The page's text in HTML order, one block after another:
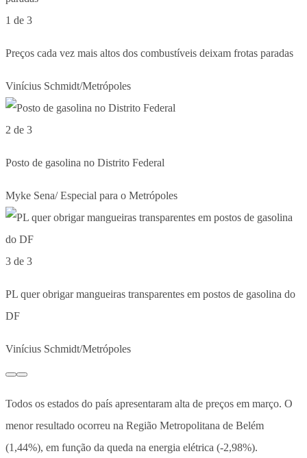
1 de 3
Preços cada vez mais altos dos combustíveis deixam frotas paradas
Vinícius Schmidt/Metrópoles
2 de 3
Posto de gasolina no Distrito Federal
Myke Sena/ Especial para o Metrópoles
3 de 3
PL quer obrigar mangueiras transparentes em postos de gasolina do
DF
Vinícius Schmidt/Metrópoles
Todos os estados do país apresentaram alta de preços em março. O
menor resultado ocorreu na Região Metropolitana de Belém
(1,44%), em função da queda na energia elétrica (-2,98%).